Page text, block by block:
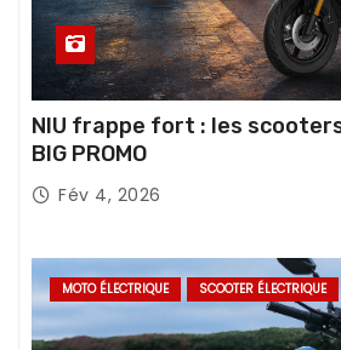
NIU frappe fort : les
BIG PROMO
Fév 4, 2026
MOTO ÉLECTRIQUE SCOOTER ÉLECTRIQUE